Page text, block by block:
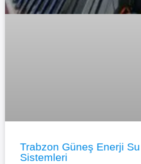
Trabzon Güneş Enerji Su
Sistemleri